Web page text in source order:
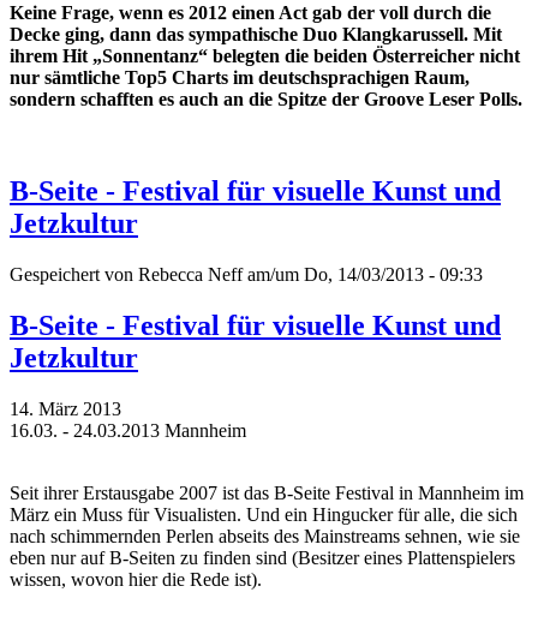
Keine Frage, wenn es 2012 einen Act gab der voll durch die
Decke ging, dann das sympathische Duo Klangkarussell. Mit
ihrem Hit „Sonnentanz“ belegten die beiden Österreicher nicht
nur sämtliche Top5 Charts im deutschsprachigen Raum,
sondern schafften es auch an die Spitze der Groove Leser Polls.
B-Seite - Festival für visuelle Kunst und
Jetzkultur
Gespeichert von Rebecca Neffam/um Do, 14/03/2013 - 09:33
B-Seite - Festival für visuelle Kunst und
Jetzkultur
14. März 2013
16.03. - 24.03.2013 Mannheim
Seit ihrer Erstausgabe 2007 ist das B-Seite Festival in Mannheim im
März ein Muss für Visualisten. Und ein Hingucker für alle, die sich
nach schimmernden Perlen abseits des Mainstreams sehnen, wie sie
eben nur auf B-Seiten zu finden sind (Besitzer eines Plattenspielers
wissen, wovon hier die Rede ist).